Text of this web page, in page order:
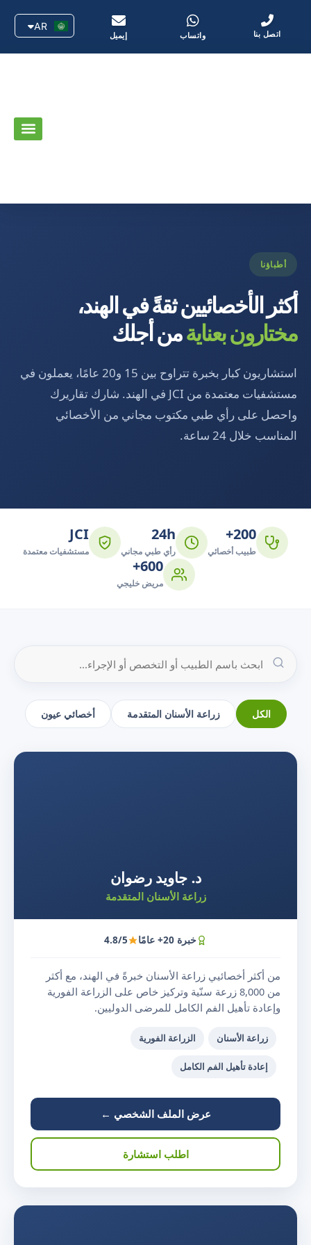
اتصل بنا واتساب إيميل
AR
EN
أطباؤنا
أكثر الأخصائيين ثقةً في الهند،
مختارون بعنايةمن أجلك
استشاريون كبار بخبرة تتراوح بين 15 و20 عامًا، يعملون في
مستشفيات معتمدة من JCI في الهند. شارك تقاريرك
واحصل على رأي طبي مكتوب مجاني من الأخصائي
المناسب خلال 24 ساعة.
200+
طبيب أخصائي
24h
رأي طبي مجاني
JCI
مستشفيات معتمدة
600+
مريض خليجي
الكل زراعة الأسنان المتقدمة أخصائي عيون
د. جاويد رضوان
زراعة الأسنان المتقدمة
خبرة 20+ عامًا 4.8/5
من أكثر أخصائيي زراعة الأسنان خبرةً في الهند، مع أكثر
من 8,000 زرعة سنّية وتركيز خاص على الزراعة الفورية
وإعادة تأهيل الفم الكامل للمرضى الدوليين.
زراعة الأسنان الزراعة الفورية
إعادة تأهيل الفم الكامل
عرض الملف الشخصي ←
اطلب استشارة